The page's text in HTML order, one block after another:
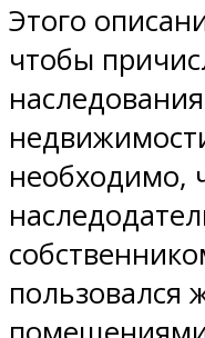
Этого
чтобы
необходимо,
пользовался